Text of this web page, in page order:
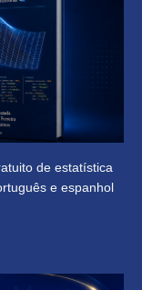
de estatística
e espanhol